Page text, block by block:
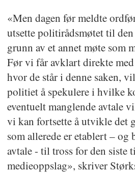
«Men dagen før meldte
utsette politirådsmøtet til den
grunn av et annet møte som
Før vi får avklart direkte
hvor de står i denne saken,
politiet å spekulere i hvilke
eventuelt manglende avtale
vi kan fortsette å utvikle det
som allerede er etablert – og
avtale - til tross for den siste
medieoppslag», skriver